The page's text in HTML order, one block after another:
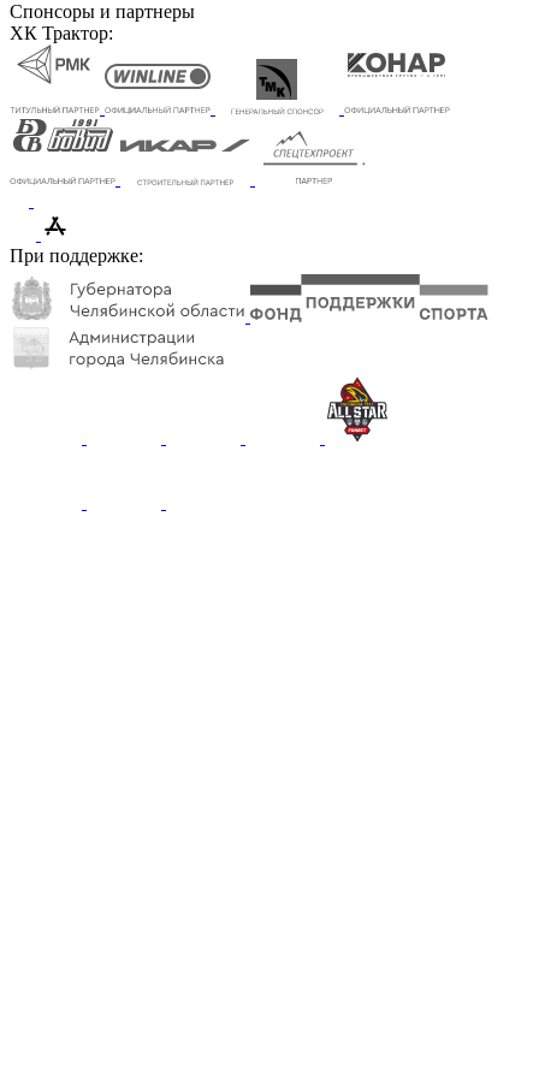
Спонсоры и партнеры
ХК Трактор:
При поддержке: